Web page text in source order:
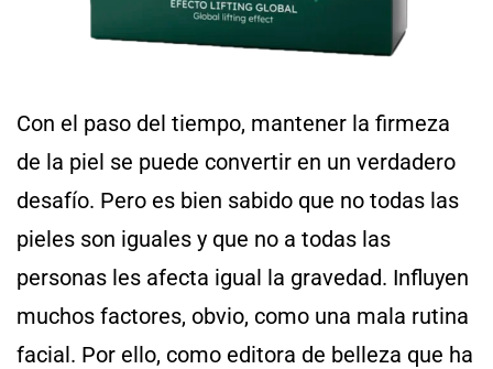
Con el paso del tiempo, mantener la firmeza
de la piel se puede convertir en un verdadero
desafío. Pero es bien sabido que no todas las
pieles son iguales y que no a todas las
personas les afecta igual la gravedad. Influyen
muchos factores, obvio, como una mala rutina
facial. Por ello, como editora de belleza que ha